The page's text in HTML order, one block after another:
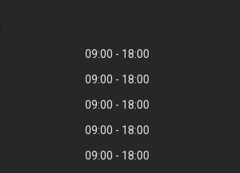
09:00
18:00
09:00
18:00
09:00
18:00
09:00
18:00
09:00
18:00